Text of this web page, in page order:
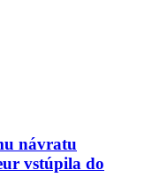
návratu
vstúpila do